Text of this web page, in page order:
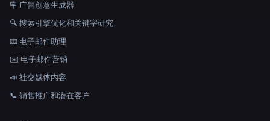
🪧 广告创意生成器
🔍 搜索引擎优化和关键字研究
📧 电子邮件助理
✉️ 电子邮件营销
📣 社交媒体内容
📞 销售推广和潜在客户